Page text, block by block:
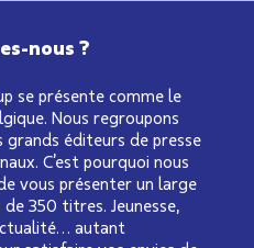
nous ?
se présente comme le
Nous regroupons
éditeurs de presse
C’est pourquoi nous
vous présenter un large
350 titres. Jeunesse,
autant